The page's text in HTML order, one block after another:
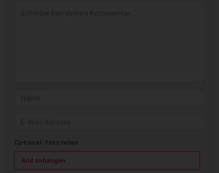
Optional: Foto teilen
Bild anhängen